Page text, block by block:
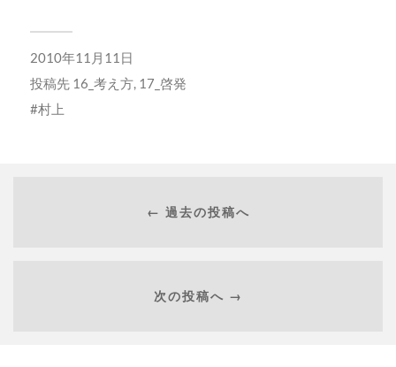
ま
す)
2010年11月11日
投稿先 16_考え方, 17_啓発
村上
← 過去の投稿へ
次の投稿へ →